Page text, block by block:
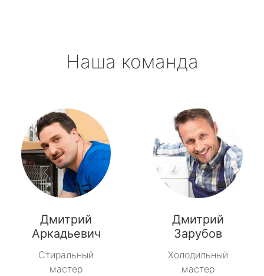
Наша команда
Дмитрий
Аркадьевич
Стиральный
мастер
Дмитрий
Зарубов
Холодильный
мастер